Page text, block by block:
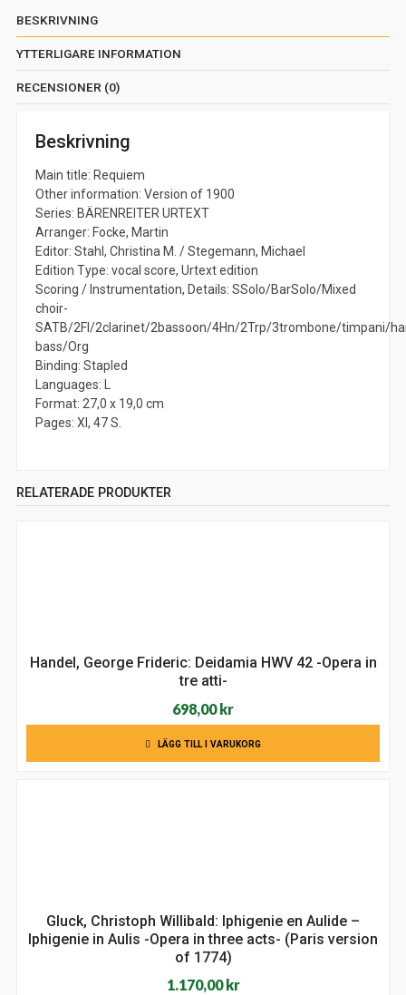
BESKRIVNING
YTTERLIGARE INFORMATION
RECENSIONER (0)
Beskrivning
Main title: Requiem
Other information: Version of 1900
Series: BÄRENREITER URTEXT
Arranger: Focke, Martin
Editor: Stahl, Christina M. / Stegemann, Michael
Edition Type: vocal score, Urtext edition
Scoring / Instrumentation, Details: SSolo/BarSolo/Mixed
choir-
SATB/2Fl/2clarinet/2bassoon/4Hn/2Trp/3trombone/timpani/
bass/Org
Binding: Stapled
Languages: L
Format: 27,0 x 19,0 cm
Pages: XI, 47 S.
RELATERADE PRODUKTER
Handel, George Frideric: Deidamia HWV 42 -Opera in
tre atti-
698,00kr
LÄGG TILL I VARUKORG
Gluck, Christoph Willibald: Iphigenie en Aulide –
Iphigenie in Aulis -Opera in three acts- (Paris version
of 1774)
1.170,00 kr